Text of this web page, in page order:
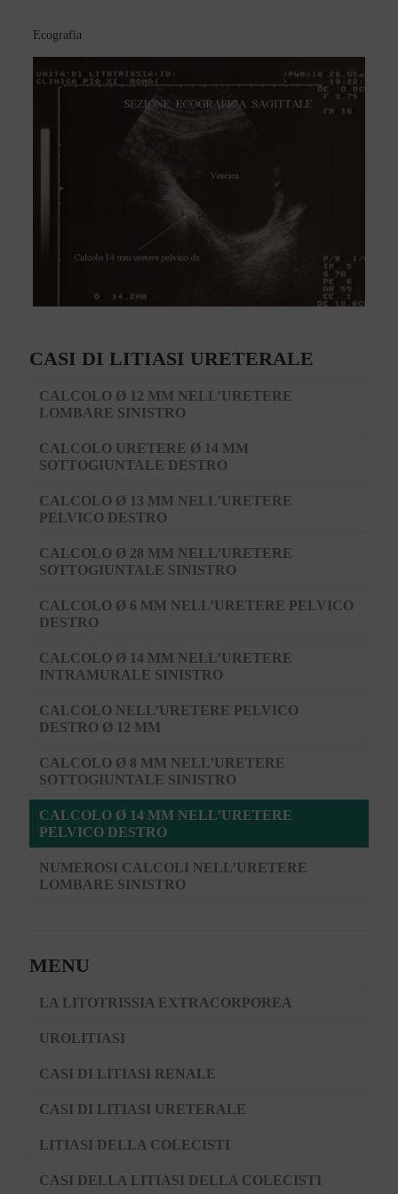
Ecografia
CASI DI LITIASI URETERALE
CALCOLO Ø 12 MM NELL’URETERE
LOMBARE SINISTRO
CALCOLO URETERE Ø 14 MM
SOTTOGIUNTALE DESTRO
CALCOLO Ø 13 MM NELL’URETERE
PELVICO DESTRO
CALCOLO Ø 28 MM NELL’URETERE
SOTTOGIUNTALE SINISTRO
CALCOLO Ø 6 MM NELL’URETERE PELVICO
DESTRO
CALCOLO Ø 14 MM NELL’URETERE
INTRAMURALE SINISTRO
CALCOLO NELL’URETERE PELVICO
DESTRO Ø 12 MM
CALCOLO Ø 8 MM NELL’URETERE
SOTTOGIUNTALE SINISTRO
CALCOLO Ø 14 MM NELL’URETERE
PELVICO DESTRO
NUMEROSI CALCOLI NELL’URETERE
LOMBARE SINISTRO
MENU
LA LITOTRISSIA EXTRACORPOREA
UROLITIASI
CASI DI LITIASI RENALE
CASI DI LITIASI URETERALE
LITIASI DELLA COLECISTI
CASI DELLA LITIASI DELLA COLECISTI